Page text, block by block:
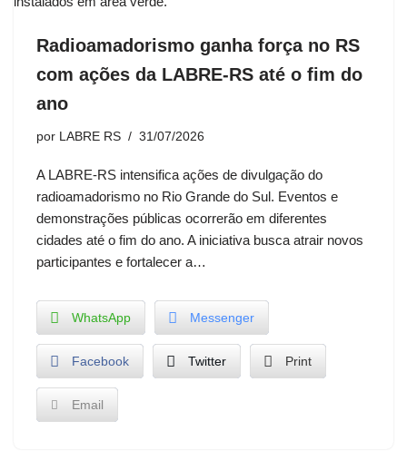
Radioamadorismo ganha força no RS
com ações da LABRE-RS até o fim do
ano
por LABRE RS 31/07/2026
A LABRE-RS intensifica ações de divulgação do
radioamadorismo no Rio Grande do Sul. Eventos e
demonstrações públicas ocorrerão em diferentes
cidades até o fim do ano. A iniciativa busca atrair novos
participantes e fortalecer a…
WhatsApp Messenger
Facebook Twitter Print
Email